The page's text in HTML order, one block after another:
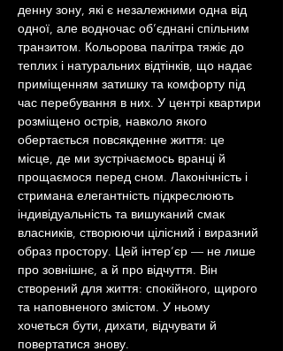
денну зону, які є незалежними одна від
одної, але водночас об’єднані спільним
транзитом. Кольорова палітра тяжіє до
теплих і натуральних відтінків, що надає
приміщенням затишку та комфорту під
час перебування в них. У центрі квартири
розміщено острів, навколо якого
обертається повсякденне життя: це
місце, де ми зустрічаємось вранці й
прощаємося перед сном. Лаконічність і
стримана елегантність підкреслюють
індивідуальність та вишуканий смак
власників, створюючи цілісний і виразний
образ простору. Цей інтер’єр — не лише
про зовнішнє, а й про відчуття. Він
створений для життя: спокійного, щирого
та наповненого змістом. У ньому
хочеться бути, дихати, відчувати й
повертатися знову.